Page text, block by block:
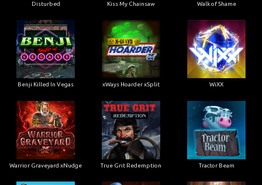
Disturbed Kiss My Chainsaw Walk of Shame
Benji Killed In Vegas xWays Hoarder xSplit WiXX
Warrior Graveyard xNudge True Grit Redemption Tractor Beam